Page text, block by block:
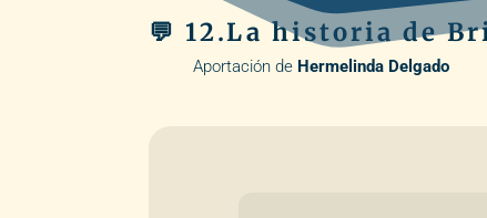
💬 12.La historia de
Aportación de Hermelinda Delgado